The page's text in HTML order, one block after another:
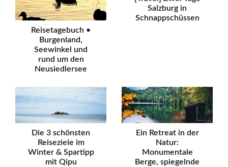
Reisetagebuch •
Burgenland,
Seewinkel und
rund um den
Neusiedlersee
Salzburg in
Schnappschüssen
Die 3 schönsten
Reiseziele im
Winter & Spartipp
mit Qipu
Ein Retreat in der
Natur:
Monumentale
Berge, spiegelnde